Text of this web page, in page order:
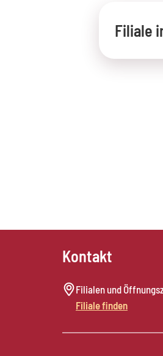
Filiale
Kontakt
Filialen und
Filiale finden